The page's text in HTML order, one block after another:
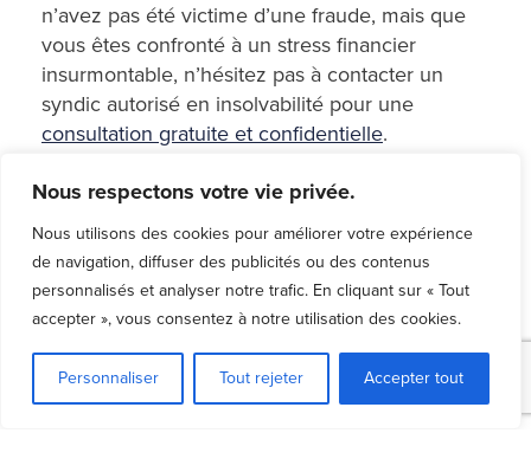
Nous respectons votre vie privée.
Nous utilisons des cookies pour améliorer votre expérience
de navigation, diffuser des publicités ou des contenus
personnalisés et analyser notre trafic. En cliquant sur « Tout
accepter », vous consentez à notre utilisation des cookies.
Personnaliser Tout rejeter Accepter tout
n’avez pas été victime d’une fraude, mais que
vous êtes confronté à un stress financier
insurmontable, n’hésitez pas à contacter un
syndic autorisé en insolvabilité pour une
consultation gratuite et confidentielle.
Articles connexes